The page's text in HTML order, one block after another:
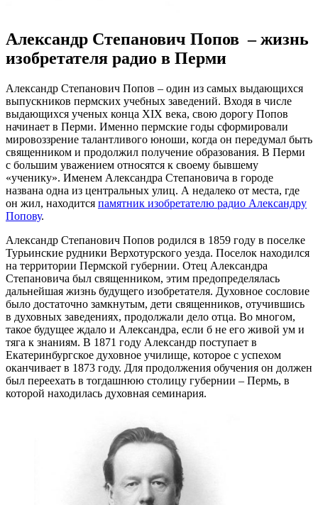
Александр Степанович Попов – жизнь
изобретателя радио в Перми
Александр Степанович Попов – один из самых выдающихся
выпускников пермских учебных заведений. Входя в числе
выдающихся ученых конца XIX века, свою дорогу Попов
начинает в Перми. Именно пермские годы сформировали
мировоззрение талантливого юноши, когда он передумал быть
священником и продолжил получение образования. В Перми
с большим уважением относятся к своему бывшему
«ученику». Именем Александра Степановича в городе
названа одна из центральных улиц. А недалеко от места, где
он жил, находится памятник изобретателю радио Александру
Попову.
Александр Степанович Попов родился в 1859 году в поселке
Турьинские рудники Верхотурского уезда. Поселок находился
на территории Пермской губернии. Отец Александра
Степановича был священником, этим предопределялась
дальнейшая жизнь будущего изобретателя. Духовное сословие
было достаточно замкнутым, дети священников, отучившись
в духовных заведениях, продолжали дело отца. Во многом,
такое будущее ждало и Александра, если б не его живой ум и
тяга к знаниям. В 1871 году Александр поступает в
Екатеринбургское духовное училище, которое с успехом
оканчивает в 1873 году. Для продолжения обучения он должен
был переехать в тогдашнюю столицу губернии – Пермь, в
которой находилась духовная семинария.